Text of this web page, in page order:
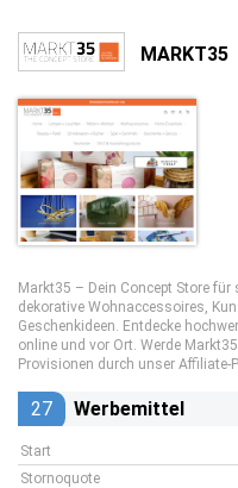
MARKT35
Markt35 – Dein Concept Store
dekorative Wohnaccessoires,
Geschenkideen. Entdecke
online und vor Ort. Werde
Provisionen durch unser Affiliate-
27 Werbemittel
Start
Stornoquote